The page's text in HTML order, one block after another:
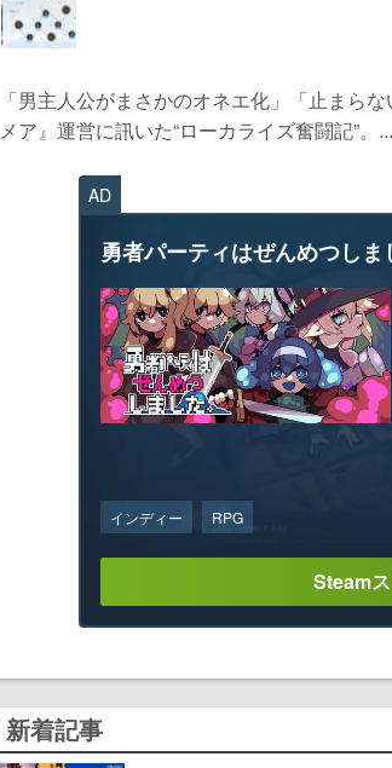
「男主人公がまさかのオネエ化」「止まら
メア』運営に訊いた“ローカライズ奮闘記”。...
AD
勇者パーティはぜんめつしま
インディー RPG
Steam
新着記事